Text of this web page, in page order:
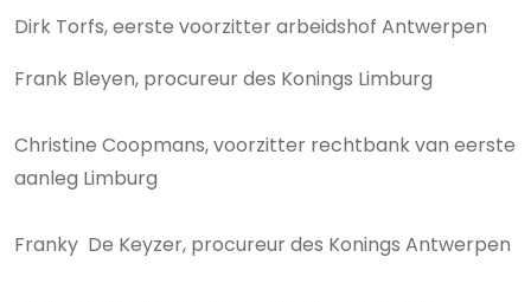
Dirk Torfs, eerste voorzitter arbeidshof Antwerpen
Frank Bleyen, procureur des Konings Limburg
Christine Coopmans, voorzitter rechtbank van eerste
aanleg Limburg
Franky De Keyzer, procureur des Konings Antwerpen